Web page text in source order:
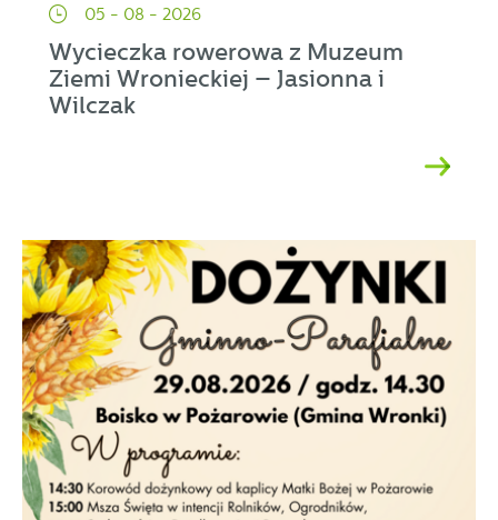
05 - 08 - 2026
Wycieczka rowerowa z Muzeum
Ziemi Wronieckiej – Jasionna i
Wilczak